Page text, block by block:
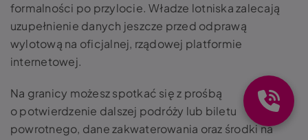
formalności po przylocie. Władze lotniska zalecają
uzupełnienie danych jeszcze przed odprawą
wylotową na oficjalnej, rządowej platformie
internetowej.
Na granicy możesz spotkać się z prośbą
o potwierdzenie dalszej podróży lub biletu
powrotnego, dane zakwaterowania oraz środki na